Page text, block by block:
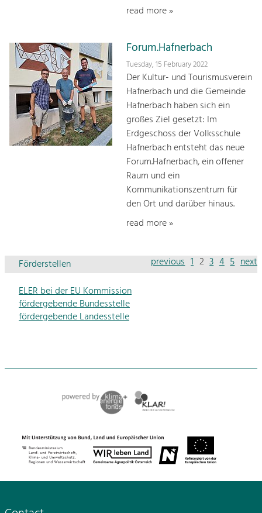
read more »
Forum.Hafnerbach
Tuesday, 15 February 2022
Der Kultur- und Tourismusverein
Hafnerbach und die Gemeinde
Hafnerbach haben sich ein
großes Ziel gesetzt: Im
Erdgeschoss der Volksschule
Hafnerbach entsteht das neue
Forum.Hafnerbach, ein offener
Raum und ein
Kommunikationszentrum für
den Ort und darüber hinaus.
read more »
previous 1 2 3 4 5 next
Förderstellen
ELER bei der EU Kommission
fördergebende Bundesstelle
fördergebende Landesstelle